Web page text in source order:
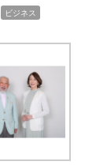
ビジネス